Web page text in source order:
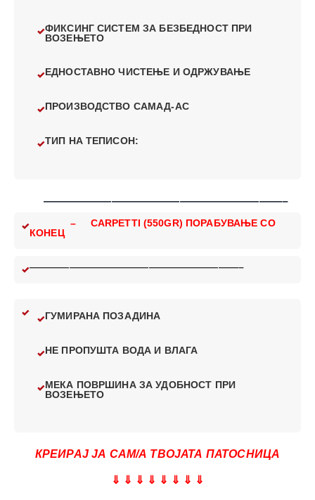
ФИКСИНГ СИСТЕМ ЗА БЕЗБЕДНОСТ ПРИ
ВОЗЕЊЕТО
ЕДНОСТАВНО ЧИСТЕЊЕ И ОДРЖУВАЊЕ
ПРОИЗВОДСТВО САМАД-АС
ТИП НА ТЕПИСОН:
—————————————————————–
– CARPETTI (550GR) ПОРАБУВАЊЕ СО
КОНЕЦ
—————————————————————–
ГУМИРАНА ПОЗАДИНА
НЕ ПРОПУШТА ВОДА И ВЛАГА
МЕКА ПОВРШИНА ЗА УДОБНОСТ ПРИ
ВОЗЕЊЕТО
КРЕИРАЈ ЈА САМ/А ТВОЈАТА ПАТОСНИЦА
⇓ ⇓ ⇓ ⇓ ⇓ ⇓ ⇓ ⇓